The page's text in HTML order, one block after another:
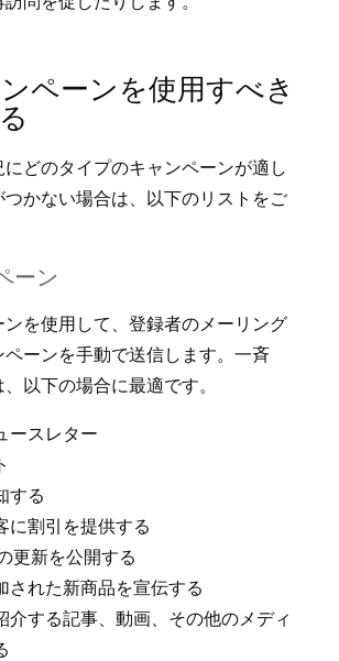
ペ⁠ーンを使用すべき
にどのタイプのキ⁠ャンペ⁠ーンが適し
かない場合は⁠、以下のリストをご
ーン
を使用して⁠、登録者のメ⁠ーリング
ペ⁠ーンを手動で送信します⁠。一斉
以下の場合に最適です⁠。
ースレタ⁠ー
する
に割引を提供する
更新を公開する
された新商品を宣伝する
介する記事⁠、動画⁠、その他のメデ⁠ィ